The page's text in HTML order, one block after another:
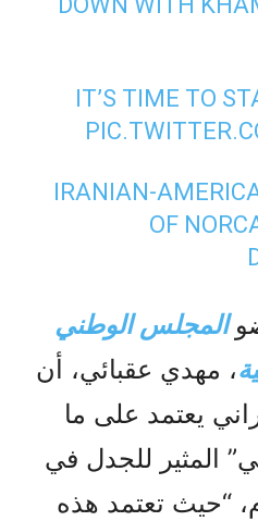
IT’S TIME TO
— IRANIAN-
OF
المجلس الوطني
، مهدي عقبائي، أن
يعتمد على ما
المثير للجدل في
“حيث تعتمد هذه